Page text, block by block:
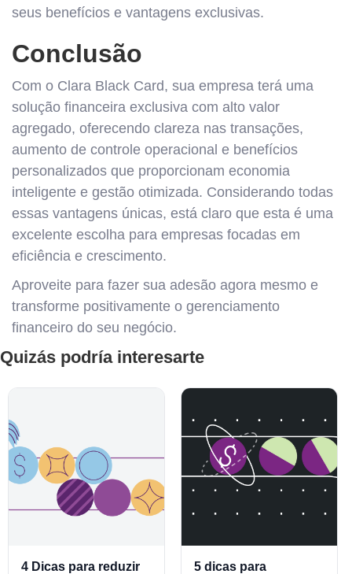
seus benefícios e vantagens exclusivas.
Conclusão
Com o Clara Black Card, sua empresa terá uma
solução financeira exclusiva com alto valor
agregado, oferecendo clareza nas transações,
aumento de controle operacional e benefícios
personalizados que proporcionam economia
inteligente e gestão otimizada. Considerando todas
essas vantagens únicas, está claro que esta é uma
excelente escolha para empresas focadas em
eficiência e crescimento.
Aproveite para fazer sua adesão agora mesmo e
transforme positivamente o gerenciamento
financeiro do seu negócio.
Quizás podría interesarte
4 Dicas para reduzir
5 dicas para